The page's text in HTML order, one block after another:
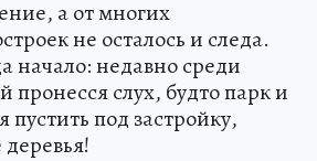
а от многих
не осталось и следа.
начало: недавно среди
слух, будто парк и
пустить под застройку,